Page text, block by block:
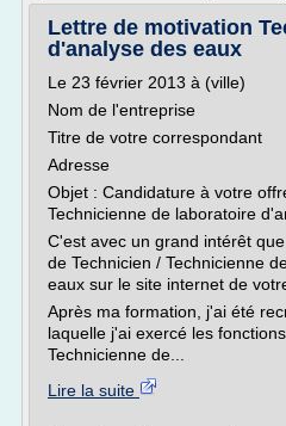
Lettre de motivation
d'analyse des eaux
Le 23 février 2013 à (ville)
Nom de l'entreprise
Titre de votre correspondant
Adresse
Objet : Candidature à votre
Technicienne de laboratoire
C'est avec un grand intérêt
de Technicien / Technicienne
eaux sur le site internet de
Après ma formation, j'ai été
laquelle j'ai exercé les
Technicienne de...
Lire la suite